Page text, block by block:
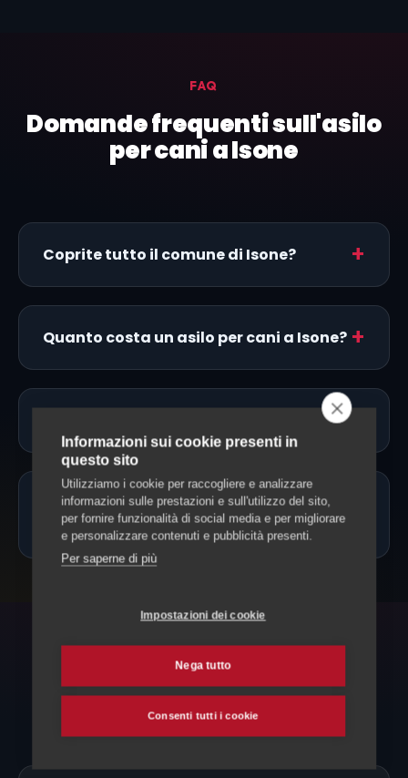
FAQ
Domande frequenti sull'asilo
per cani a Isone
Coprite tutto il comune di Isone?
Quanto costa un asilo per cani a Isone?
Posso portare il cane solo mezza
giornata?
Altri servizi per il tuo cane
Informazioni sui cookie presenti in
questo sito
Utilizziamo i cookie per raccogliere e analizzare
informazioni sulle prestazioni e sull'utilizzo del sito,
per fornire funzionalità di social media e per migliorare
e personalizzare contenuti e pubblicità presenti.
Per saperne di più
Impostazioni dei cookie
Nega tutto
Consenti tutti i cookie